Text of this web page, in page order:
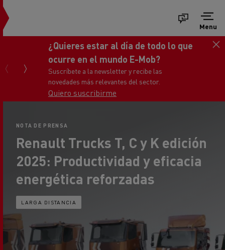
Menu
¿Quieres estar al día de todo lo que
ocurre en el mundo E-Mob?
Suscríbete a la newsletter y recibe las
novedades más relevantes del sector.
Quiero suscribirme
NOTA DE PRENSA
Renault Trucks T, C y K edición
2025: Productividad y eficacia
energética reforzadas
LARGA DISTANCIA